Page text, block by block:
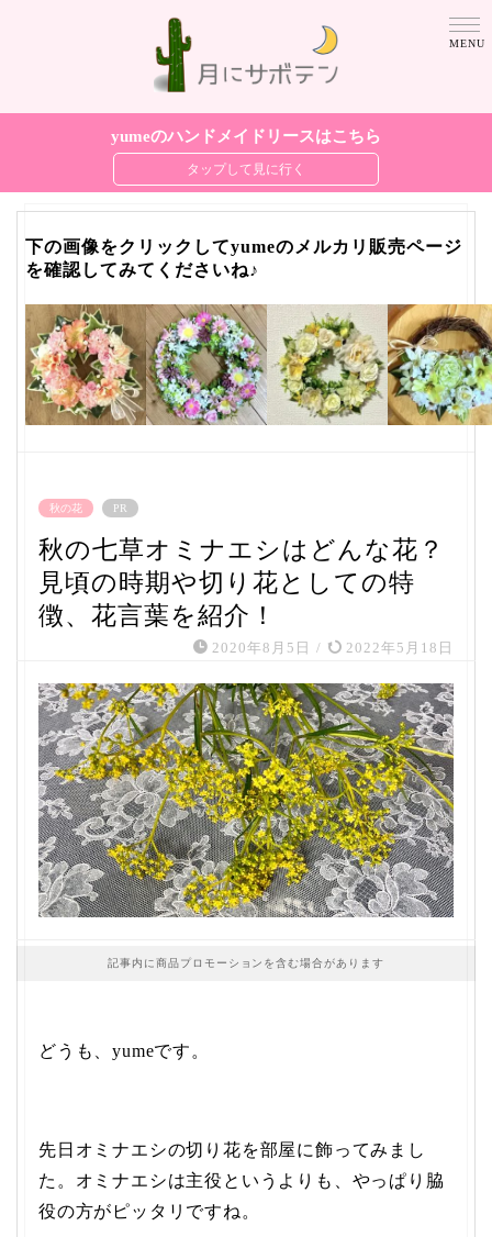
yumeのハンドメイドリースはこちら
下の画像をクリックしてyumeのメルカリ販売ページ
を確認してみてくださいね♪
秋の花 PR
秋の七草オミナエシはどんな花？
見頃の時期や切り花としての特
徴、花言葉を紹介！
2020年8月5日 / 2022年5月18日
記事内に商品プロモーションを含む場合があります
どうも、yumeです。
先日オミナエシの切り花を部屋に飾ってみまし
た。オミナエシは主役というよりも、やっぱり脇
役の方がピッタリですね。